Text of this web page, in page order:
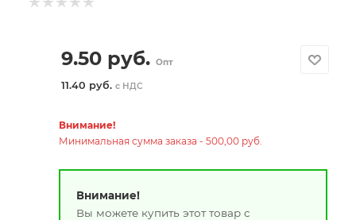
9.50руб. Опт
11.40 руб. с НДС
Внимание!
Минимальная сумма заказа - 500,00 руб.
Внимание!
Вы можете купить этот товар с